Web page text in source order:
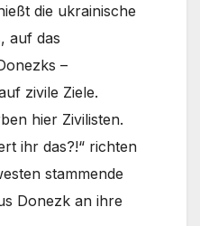
die ukrainische
auf das
–
zivile Ziele.
hier Zivilisten.
ihr das?!“ richten
stammende
Donezk an ihre